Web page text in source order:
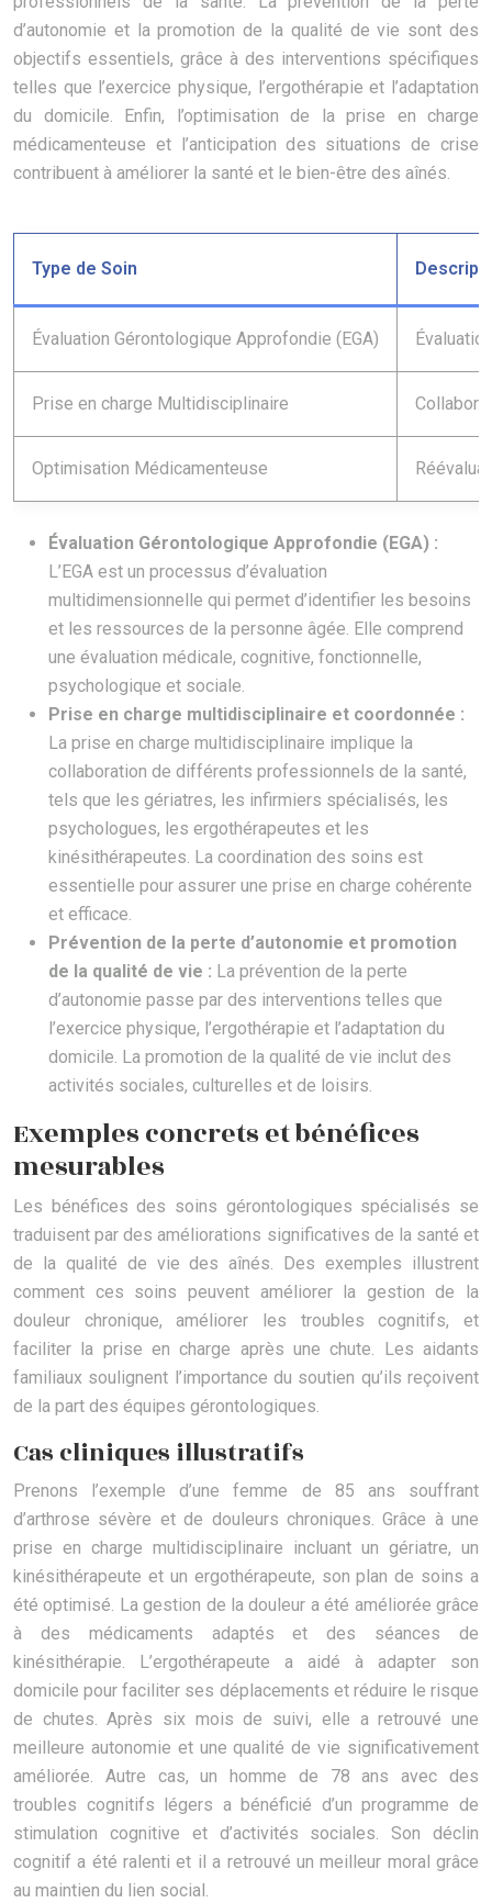
d’autonomie et la promotion de la qualité de vie sont des
objectifs essentiels, grâce à des interventions spécifiques
telles que l’exercice physique, l’ergothérapie et l’adaptation
du domicile. Enfin, l’optimisation de la prise en charge
médicamenteuse et l’anticipation des situations de crise
contribuent à améliorer la santé et le bien-être des aînés.
Type de Soin
Évaluation Gérontologique Approfondie (EGA)
Prise en charge Multidisciplinaire
Optimisation Médicamenteuse
Évaluation Gérontologique Approfondie (EGA) :
L’EGA est un processus d’évaluation
multidimensionnelle qui permet d’identifier les besoins
et les ressources de la personne âgée. Elle comprend
une évaluation médicale, cognitive, fonctionnelle,
psychologique et sociale.
Prise en charge multidisciplinaire et coordonnée :
La prise en charge multidisciplinaire implique la
collaboration de différents professionnels de la santé,
tels que les gériatres, les infirmiers spécialisés, les
psychologues, les ergothérapeutes et les
kinésithérapeutes. La coordination des soins est
essentielle pour assurer une prise en charge cohérente
et efficace.
Prévention de la perte d’autonomie et promotion
de la qualité de vie : La prévention de la perte
d’autonomie passe par des interventions telles que
l’exercice physique, l’ergothérapie et l’adaptation du
domicile. La promotion de la qualité de vie inclut des
activités sociales, culturelles et de loisirs.
Exemples concrets et bénéfices
mesurables
Les bénéfices des soins gérontologiques spécialisés se
traduisent par des améliorations significatives de la santé et
de la qualité de vie des aînés. Des exemples illustrent
comment ces soins peuvent améliorer la gestion de la
douleur chronique, améliorer les troubles cognitifs, et
faciliter la prise en charge après une chute. Les aidants
familiaux soulignent l’importance du soutien qu’ils reçoivent
de la part des équipes gérontologiques.
Cas cliniques illustratifs
Prenons l’exemple d’une femme de 85 ans souffrant
d’arthrose sévère et de douleurs chroniques. Grâce à une
prise en charge multidisciplinaire incluant un gériatre, un
kinésithérapeute et un ergothérapeute, son plan de soins a
été optimisé. La gestion de la douleur a été améliorée grâce
à des médicaments adaptés et des séances de
kinésithérapie. L’ergothérapeute a aidé à adapter son
domicile pour faciliter ses déplacements et réduire le risque
de chutes. Après six mois de suivi, elle a retrouvé une
meilleure autonomie et une qualité de vie significativement
améliorée. Autre cas, un homme de 78 ans avec des
troubles cognitifs légers a bénéficié d’un programme de
stimulation cognitive et d’activités sociales. Son déclin
cognitif a été ralenti et il a retrouvé un meilleur moral grâce
au maintien du lien social.